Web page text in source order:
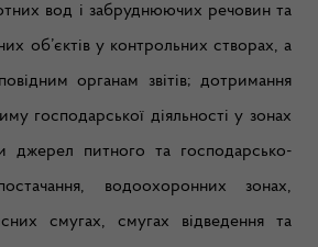
вод і забруднюючих речовин та
об’єктів у контрольних створах, а
органам звітів; дотримання
господарської діяльності у зонах
джерел питного та господарсько-
водоохоронних зонах,
смугах, смугах відведення та